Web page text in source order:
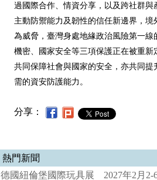
過國際合作、情資分享，以及跨社群
主動防禦能力及韌性的信任新邊界，
為威脅，臺灣身處地緣政治風險第一
機密、國家安全等三項保護正在被重
共同保障社會與國家的安全，亦共同
需的資安防護能力。
分享：
熱門新聞
德國紐倫堡國際玩具展 2027年2月2-